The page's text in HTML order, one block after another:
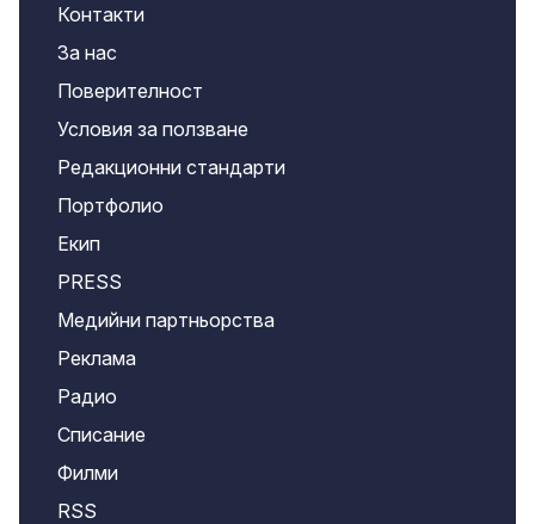
Контакти
За нас
Поверителност
Условия за ползване
Редакционни стандарти
Портфолио
Екип
PRESS
Медийни партньорства
Реклама
Радио
Списание
Филми
RSS